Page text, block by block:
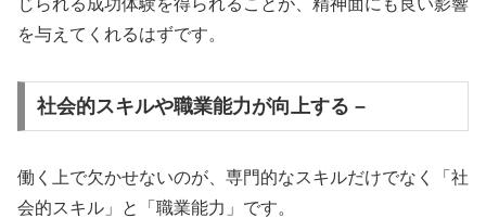
じられる成功体験を得られることが、精神面にも良い影響
を与えてくれるはずです。
社会的スキルや職業能力が向上する –
働く上で欠かせないのが、専門的なスキルだけでなく「社
会的スキル」と「職業能力」です。